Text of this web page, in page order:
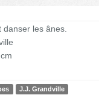
danser les ânes.
J.J. Grandville